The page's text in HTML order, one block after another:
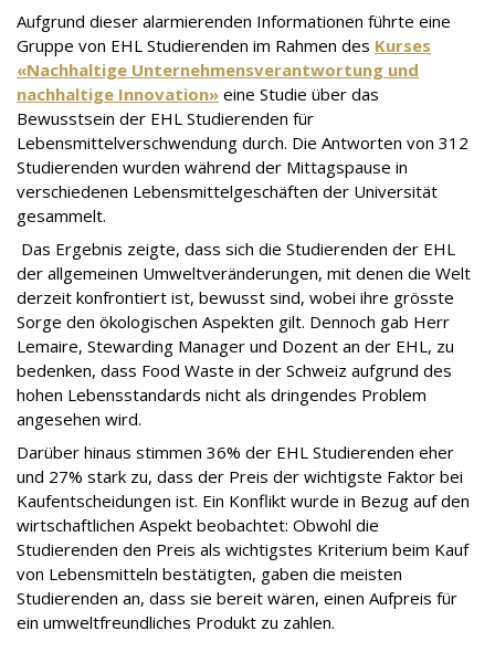
Aufgrund dieser alarmierenden Informationen führte eine
Gruppe von EHL Studierenden im Rahmen des Kurses
«Nachhaltige Unternehmensverantwortung und
nachhaltige Innovation» eine Studie über das
Bewusstsein der EHL Studierenden für
Lebensmittelverschwendung durch. Die Antworten von 312
Studierenden wurden während der Mittagspause in
verschiedenen Lebensmittelgeschäften der Universität
gesammelt.
Das Ergebnis zeigte, dass sich die Studierenden der EHL
der allgemeinen Umweltveränderungen, mit denen die Welt
derzeit konfrontiert ist, bewusst sind, wobei ihre grösste
Sorge den ökologischen Aspekten gilt. Dennoch gab Herr
Lemaire, Stewarding Manager und Dozent an der EHL, zu
bedenken, dass Food Waste in der Schweiz aufgrund des
hohen Lebensstandards nicht als dringendes Problem
angesehen wird.
Darüber hinaus stimmen 36% der EHL Studierenden eher
und 27% stark zu, dass der Preis der wichtigste Faktor bei
Kaufentscheidungen ist. Ein Konflikt wurde in Bezug auf den
wirtschaftlichen Aspekt beobachtet: Obwohl die
Studierenden den Preis als wichtigstes Kriterium beim Kauf
von Lebensmitteln bestätigten, gaben die meisten
Studierenden an, dass sie bereit wären, einen Aufpreis für
ein umweltfreundliches Produkt zu zahlen.